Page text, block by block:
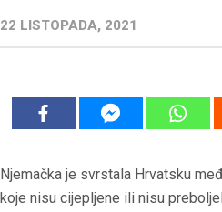
22 LISTOPADA, 2021
Njemačka je svrstala Hrvatsku
koje nisu cijepljene ili nisu